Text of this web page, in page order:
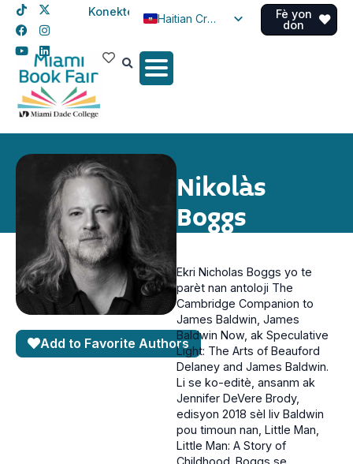
Konekte
Haitian Creole
Spanish
Fè yon
don
Nikolàs
Boggs
Add to Favorite Authors
Ekri Nicholas Boggs yo te
parèt nan antoloji The
Cambridge Companion to
James Baldwin, James
Baldwin Now, ak Speculative
Light: The Arts of Beauford
Delaney and James Baldwin.
Li se ko-editè, ansanm ak
Jennifer DeVere Brody,
edisyon 2018 sèl liv Baldwin
pou timoun nan, Little Man,
Little Man: A Story of